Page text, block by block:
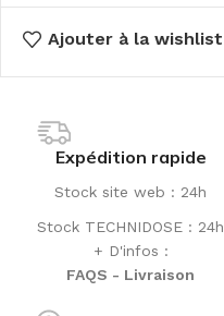
Ajouter à la wishlist
Expédition rapide
Stock site web : 24h
Stock TECHNIDOSE : 24h
+ D'infos :
FAQS - Livraison